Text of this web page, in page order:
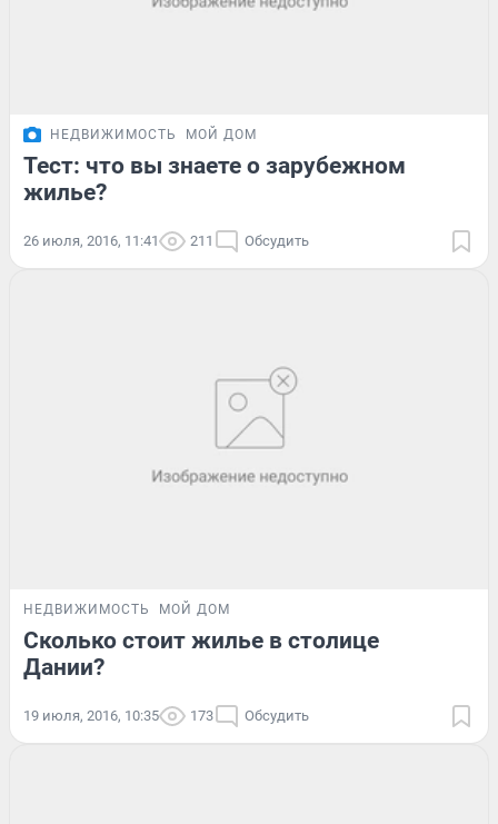
НЕДВИЖИМОСТЬ МОЙ ДОМ
Тест: что вы знаете о зарубежном
жилье?
26 июля, 2016, 11:41 211 Обсудить
НЕДВИЖИМОСТЬ МОЙ ДОМ
Сколько стоит жилье в столице
Дании?
19 июля, 2016, 10:35 173 Обсудить